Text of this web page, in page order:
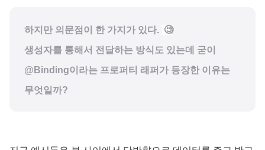
하지만 의문점이 한 가지가 있다. 🧐
생성자를 통해서 전달하는 방식도 있는데 굳이
@Binding이라는 프로퍼티 래퍼가 등장한 이유는
무엇일까?